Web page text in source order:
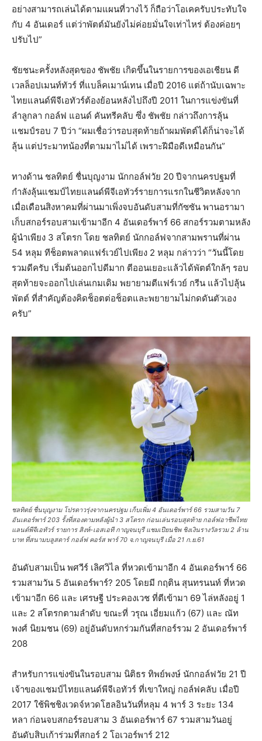
อย่างสามารถเล่นได้ตามแผนที่วางไว้ ก็ถือว่าโอเคครับประทับใจ
กับ 4 อันเดอร์ แต่ว่าพัตต์มันยังไม่ค่อยมั่นใจเท่าไหร่ ต้องค่อยๆ
ปรับไป”
ชัยชนะครั้งหลังสุดของ ชัพชัย เกิดขึ้นในรายการของเอเชียน ดี
เวลล็อปเมนท์ทัวร์ ที่แบล็คเมาน์เทน เมื่อปี 2016 แต่ถ้านับเฉพาะ
ไทยแลนด์พีจีเอทัวร์ต้องย้อนหลังไปถึงปี 2011 ในการแข่งขันที่
ลำลูกลา กอล์ฟ แอนด์ คันทรีคลับ ซึ่ง ชัพชัย กล่าวถึงการลุ้น
แชมป์รอบ 7 ปีว่า “ผมเชื่อว่ารอบสุดท้ายถ้าผมพัตต์ได้ก็น่าจะได้
ลุ้น แต่ประมาทน้องที่ตามมาไม่ได้ เพราะฝีมือดีเหมือนกัน”
ทางด้าน ชลทิตย์ ชื่นบุญงาม นักกอล์ฟวัย 20 ปีจากนครปฐมที่
กำลังลุ้นแชมป์ไทยแลนด์พีจีเอทัวร์รายการแรกในชีวิตหลังจาก
เมื่อเดือนสิงหาคมที่ผ่านมาเพิ่งจบอันดับสามที่กัซซัน พานอรามา
เก็บสกอร์รอบสามเข้ามาอีก 4 อันเดอร์พาร์ 66 สกอร์รวมตามหลัง
ผู้นำเพียง 3 สโตรก โดย ชลทิตย์ นักกอล์ฟจากสามพรานที่ผ่าน
54 หลุม ทีช็อตพลาดแฟร์เวย์ไปเพียง 2 หลุม กล่าวว่า “วันนี้โดย
รวมดีครับ เริ่มต้นออกไปดีมาก ตีออนเยอะแล้วได้พัตต์ใกล้ๆ รอบ
สุดท้ายจะออกไปเล่นเกมเดิม พยายามตีแฟร์เวย์ กรีน แล้วไปลุ้น
พัตต์ ที่สำคัญต้องคิดช็อตต่อช็อตและพยายามไม่กดดันตัวเอง
ครับ”
ชลทิตย์ ชื่นบุญงาม โปรดาวรุ่งจากนครปฐม เก็บเพิ่ม 4 อันเดอร์พาร์ 66 รวมสามวัน 7
อันเดอร์พาร์ 203 รั้งที่สองตามหลังผู้นำ 3 สโตรก ก่อนเล่นรอบสุดท้าย กอล์ฟอาชีพไทย
แลนด์พีจีเอทัวร์ รายการ สิงห์-เอสเอที กาญจนบุรี แชมเปียนชิพ ชิงเงินรางวัลรวม 2 ล้าน
บาท ที่สนามบลูสตาร์ กอล์ฟ คอร์ส พาร์ 70 จ.กาญจนบุรี เมื่อ 21 ก.ย.61
อันดับสามเป็น พศวีร์ เลิศวิไล ที่หวดเข้ามาอีก 4 อันเดอร์พาร์ 66
รวมสามวัน 5 อันเดอร์พาร์? 205 โดยมี กฤติน สุนทรนนท์ ที่หวด
เข้ามาอีก 66 และ เศรษฐี ประคองเวช ที่ตีเข้ามา 69 ไล่หลังอยู่ 1
และ 2 สโตรกตามลำดับ ขณะที่ วรุณ เอี่ยมแก้ว (67) และ ณัท
พงศ์ นิยมชน (69) อยู่อันดับหกร่วมกันที่สกอร์รวม 2 อันเดอร์พาร์
208
สำหรับการแข่งขันในรอบสาม นิติธร ทิพย์พงษ์ นักกอล์ฟวัย 21 ปี
เจ้าของแชมป์ไทยแลนด์พีจีเอทัวร์ ที่เขาใหญ่ กอล์ฟคลับ เมื่อปี
2017 ใช้พิชชิงเวดจ์หวดโฮลอินวันที่หลุม 4 พาร์ 3 ระยะ 134
หลา ก่อนจบสกอร์รอบสาม 3 อันเดอร์พาร์ 67 รวมสามวันอยู่
อันดับสิบเก้าร่วมที่สกอร์ 2 โอเวอร์พาร์ 212